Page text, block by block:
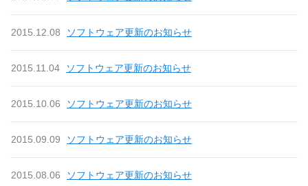
2015.12.08 ソフトウェア更新のお知らせ
2015.11.04 ソフトウェア更新のお知らせ
2015.10.06 ソフトウェア更新のお知らせ
2015.09.09 ソフトウェア更新のお知らせ
2015.08.06 ソフトウェア更新のお知らせ